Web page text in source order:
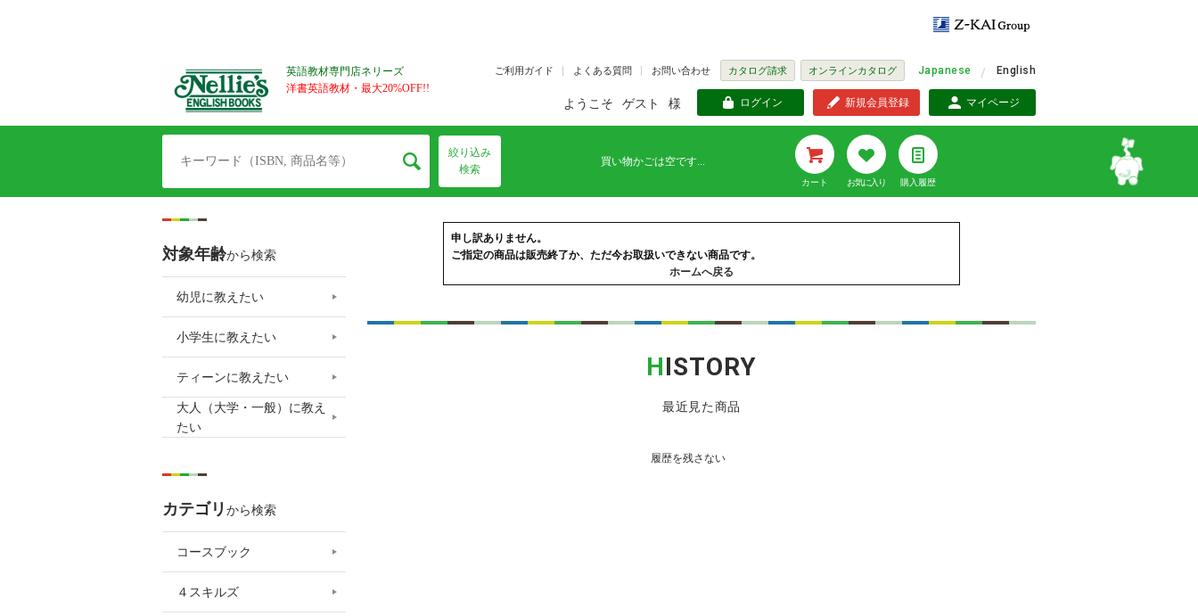
英語教材専門店ネリーズ
洋書英語教材・最大20%OFF!!
ご利用ガイド よくある質問 お問い合わせ カタログ請求 オンラインカタログ Japanese English
ようこそ ゲスト 様 ログイン 新規会員登録 マイページ
絞り込み
検索
買い物かごは空です...
カート お気に入り 購入履歴
申し訳ありません。
ご指定の商品は販売終了か、ただ今お取扱いできない商品です。
ホームへ戻る
HISTORY
最近見た商品
履歴を残さない
対象年齢から検索
幼児に教えたい
小学生に教えたい
ティーンに教えたい
大人（大学・一般）に教え
たい
カテゴリ から検索
コースブック
４スキルズ